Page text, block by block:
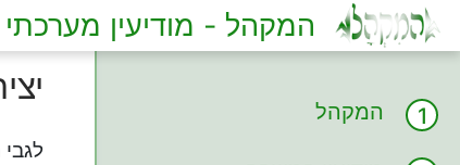
המקהל - מודיעין מערכתי
המקהל